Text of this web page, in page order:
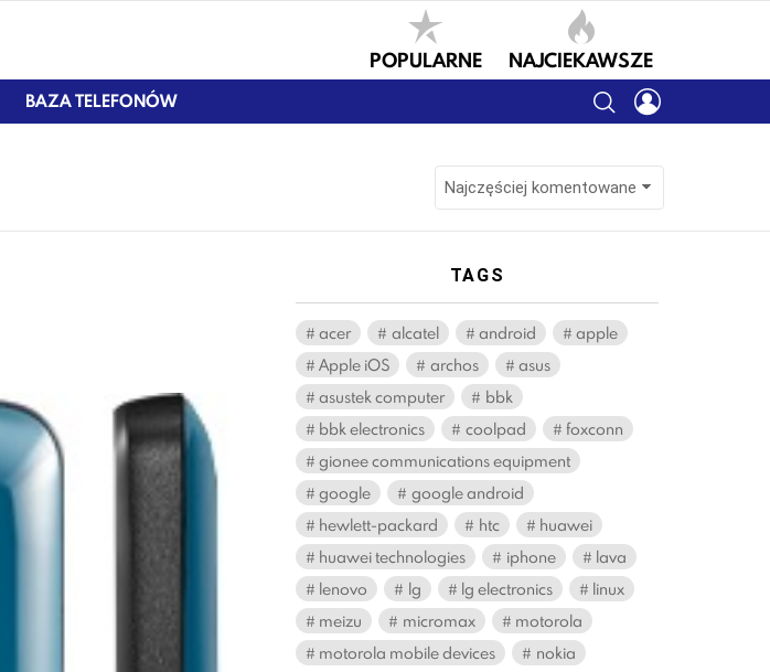
POPULARNE NAJCIEKAWSZE
BAZA TELEFONÓW SEARCH
TAGS
acer alcatel android
apple
Apple iOS
archos
asus
asustek computer
bbk
bbk electronics
coolpad
foxconn
gionee communications equipment
google
google android
hewlett-packard
htc
huawei
huawei technologies
iphone
lava
lenovo
lg lg electronics
linux
meizu
micromax
motorola
motorola mobile devices
nokia